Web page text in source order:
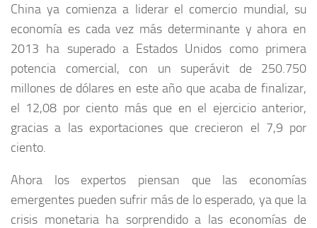
China ya comienza a liderar el comercio mundial, su
economía es cada vez más determinante y ahora en
2013 ha superado a Estados Unidos como primera
potencia comercial, con un superávit de 250.750
millones de dólares en este año que acaba de finalizar,
el 12,08 por ciento más que en el ejercicio anterior,
gracias a las exportaciones que crecieron el 7,9 por
ciento.
Ahora los expertos piensan que las economías
emergentes pueden sufrir más de lo esperado, ya que la
crisis monetaria ha sorprendido a las economías de